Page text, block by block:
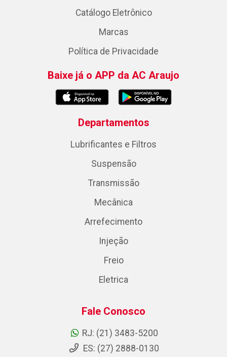
Catálogo Eletrônico
Marcas
Política de Privacidade
Baixe já o APP da AC Araujo
Departamentos
Lubrificantes e Filtros
Suspensão
Transmissão
Mecânica
Arrefecimento
Injeção
Freio
Eletrica
Fale Conosco
RJ: (21) 3483-5200
ES: (27) 2888-0130